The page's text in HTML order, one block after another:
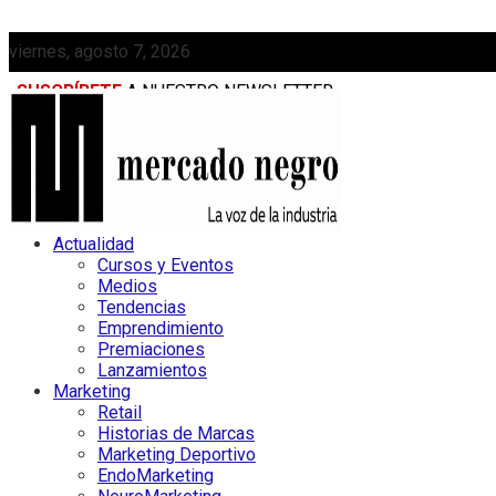
viernes, agosto 7, 2026
SUSCRÍBETE A NUESTRO NEWSLETTER
MEDIAKIT
Actualidad
Cursos y Eventos
Medios
Tendencias
Emprendimiento
Premiaciones
Lanzamientos
Marketing
Retail
Historias de Marcas
Marketing Deportivo
EndoMarketing